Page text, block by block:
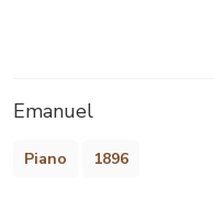
Emanuel
Piano 1896